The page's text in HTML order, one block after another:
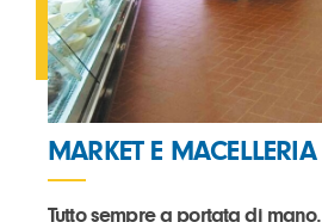
MARKET E MACELLERIA